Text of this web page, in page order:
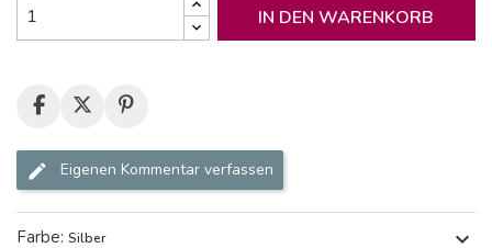
IN DEN WARENKORB
Eigenen Kommentar verfassen
Farbe: Silber expand_more